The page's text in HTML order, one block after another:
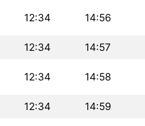
12:34 14:56
12:34 14:57
12:34 14:58
12:34 14:59